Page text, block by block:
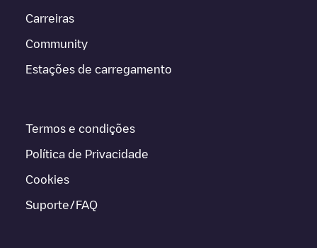
Carreiras
Community
Estações de carregamento
Termos e condições
Política de Privacidade
Cookies
Suporte/FAQ